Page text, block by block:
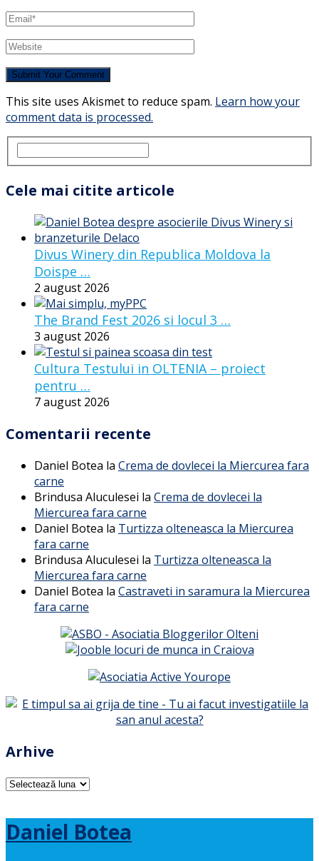
This site uses Akismet to reduce spam. Learn how your
comment data is processed.
Cele mai citite articole
Divus Winery din Republica Moldova la
Doispe …
2 august 2026
The Brand Fest 2026 si locul 3 …
3 august 2026
Cultura Testului in OLTENIA – proiect
pentru …
7 august 2026
Comentarii recente
Daniel Botea la Crema de dovlecei la Miercurea fara
carne
Brindusa Aluculesei la Crema de dovlecei la
Miercurea fara carne
Daniel Botea la Turtizza olteneasca la Miercurea
fara carne
Brindusa Aluculesei la Turtizza olteneasca la
Miercurea fara carne
Daniel Botea la Castraveti in saramura la Miercurea
fara carne
Arhive
Arhive
Daniel Botea